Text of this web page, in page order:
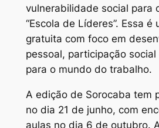
vulnerabilidade social para
“Escola de Líderes”. Essa é
gratuita com foco em
pessoal, participação
para o mundo do trabalho.
A edição de Sorocaba tem
no dia 21 de junho, com
aulas no dia 6 de outubro.